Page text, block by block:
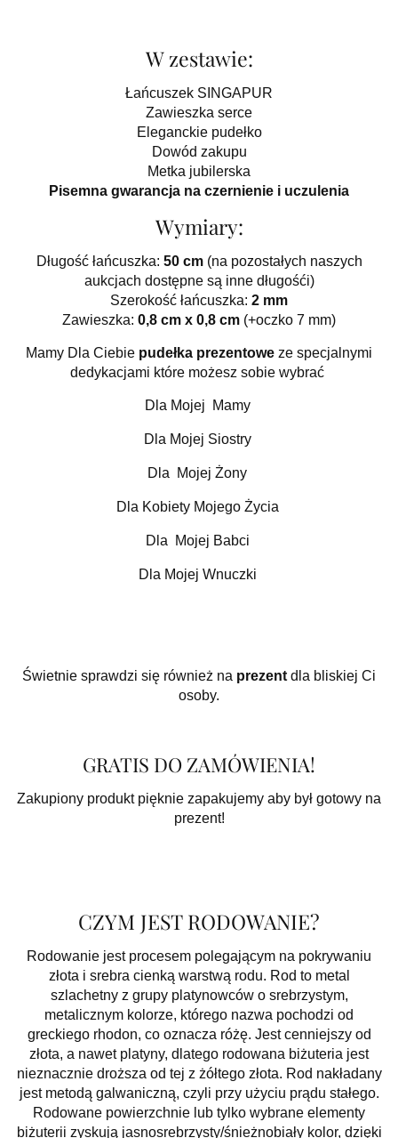
W zestawie:
Łańcuszek SINGAPUR
Zawieszka serce
Eleganckie pudełko
Dowód zakupu
Metka jubilerska
Pisemna gwarancja na czernienie i uczulenia
Wymiary:
Długość łańcuszka: 50 cm(na pozostałych naszych
aukcjach dostępne są inne długośći)
Szerokość łańcuszka: 2 mm
Zawieszka: 0,8 cm x 0,8 cm (+oczko 7 mm)
Mamy Dla Ciebie pudełka prezentowe ze specjalnymi
dedykacjami które możesz sobie wybrać
Dla Mojej Mamy
Dla Mojej Siostry
Dla Mojej Żony
Dla Kobiety Mojego Życia
Dla Mojej Babci
Dla Mojej Wnuczki
Świetnie sprawdzi się również na prezent dla bliskiej Ci
osoby.
GRATIS DO ZAMÓWIENIA!
Zakupiony produkt pięknie zapakujemy aby był gotowy na
prezent!
CZYM JEST RODOWANIE?
Rodowanie jest procesem polegającym na pokrywaniu
złota i srebra cienką warstwą rodu. Rod to metal
szlachetny z grupy platynowców o srebrzystym,
metalicznym kolorze, którego nazwa pochodzi od
greckiego rhodon, co oznacza różę. Jest cenniejszy od
złota, a nawet platyny, dlatego rodowana biżuteria jest
nieznacznie droższa od tej z żółtego złota. Rod nakładany
jest metodą galwaniczną, czyli przy użyciu prądu stałego.
Rodowane powierzchnie lub tylko wybrane elementy
biżuterii zyskują jasnosrebrzysty/śnieżnobiały kolor, dzięki